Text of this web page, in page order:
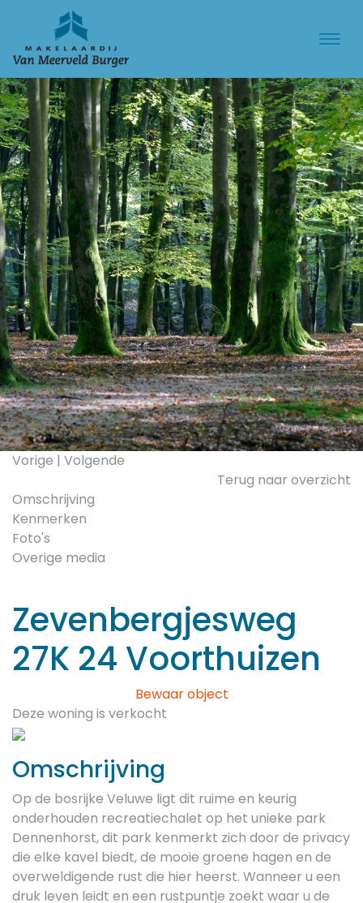
Vorige | Volgende
Terug naar overzicht
Omschrijving
Kenmerken
Foto's
Overige media
Zevenbergjesweg
27K 24 Voorthuizen
Bewaar object
Deze woning is verkocht
Omschrijving
Op de bosrijke Veluwe ligt dit ruime en keurig
onderhouden recreatiechalet op het unieke park
Dennenhorst, dit park kenmerkt zich door de privacy
die elke kavel biedt, de mooie groene hagen en de
overweldigende rust die hier heerst. Wanneer u een
druk leven leidt en een rustpuntje zoekt waar u de